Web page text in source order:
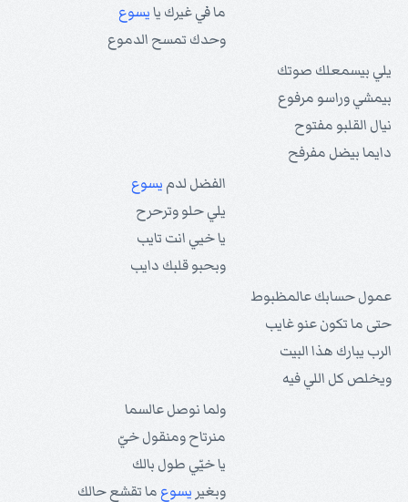
ما في غيرك يايسوع
وحدك تمسح الدموع
يلي بيسمعلك صوتك
بيمشي وراسو مرفوع
نيال القلبو مفتوح
دايما بيضل مفرفح
الفضل لدم يسوع
يلي حلو وترحرح
يا خيي انت تايب
وبحبو قلبك دايب
عمول حسابك عالمظبوط
حتى ما تكون عنو غايب
الرب يبارك هذا البيت
ويخلص كل اللي فيه
ولما نوصل عالسما
منرتاح ومنقول خيّ
يا خيّي طول بالك
وبغير يسوع ما تقشع حالك